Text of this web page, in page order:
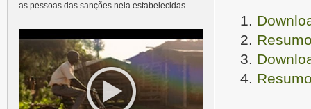
as pessoas das sanções nela estabelecidas.